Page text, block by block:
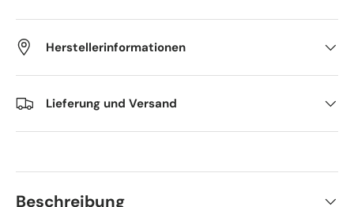
Herstellerinformationen
Lieferung und Versand
Beschreibung